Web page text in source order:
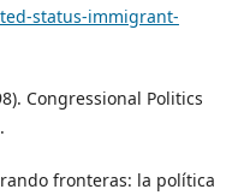
status-immigrant-
Congressional Politics
fronteras: la política